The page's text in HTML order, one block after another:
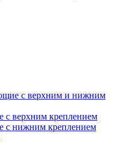
с верхним и нижним
с верхним креплением
с нижним креплением